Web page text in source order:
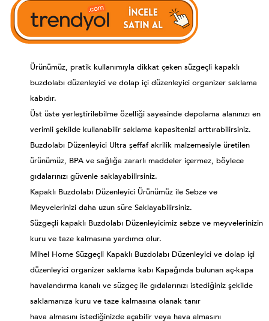
Ürünümüz, pratik kullanımıyla dikkat çeken süzgeçli kapaklı
buzdolabı düzenleyici ve dolap içi düzenleyici organizer saklama
kabıdır.
Üst üste yerleştirilebilme özelliği sayesinde depolama alanınızı en
verimli şekilde kullanabilir saklama kapasitenizi arttırabilirsiniz.
Buzdolabı Düzenleyici Ultra şeffaf akrilik malzemesiyle üretilen
ürünümüz, BPA ve sağlığa zararlı maddeler içermez, böylece
gıdalarınızı güvenle saklayabilirsiniz.
Kapaklı Buzdolabı Düzenleyici Ürünümüz ile Sebze ve
Meyvelerinizi daha uzun süre Saklayabilirsiniz.
Süzgeçli kapaklı Buzdolabı Düzenleyicimiz sebze ve meyvelerinizin
kuru ve taze kalmasına yardımcı olur.
Mihel Home Süzgeçli Kapaklı Buzdolabı Düzenleyici ve dolap içi
düzenleyici organizer saklama kabı Kapağında bulunan aç-kapa
havalandırma kanalı ve süzgeç ile gıdalarınızı istediğiniz şekilde
saklamanıza kuru ve taze kalmasına olanak tanır
hava almasını istediğinizde açabilir veya hava almasını